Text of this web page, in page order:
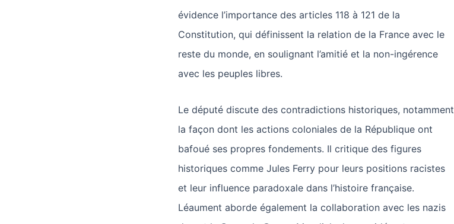
évidence l’importance des articles 118 à 121 de la
Constitution, qui définissent la relation de la France avec le
reste du monde, en soulignant l’amitié et la non-ingérence
avec les peuples libres.
Le député discute des contradictions historiques, notamment
la façon dont les actions coloniales de la République ont
bafoué ses propres fondements. Il critique des figures
historiques comme Jules Ferry pour leurs positions racistes
et leur influence paradoxale dans l’histoire française.
Léaument aborde également la collaboration avec les nazis